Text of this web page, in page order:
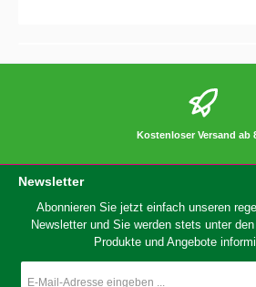
Kostenloser Versand ab
Newsletter
Abonnieren Sie jetzt einfach unseren
Newsletter und Sie werden stets unter
Produkte und Angebote
Mail-